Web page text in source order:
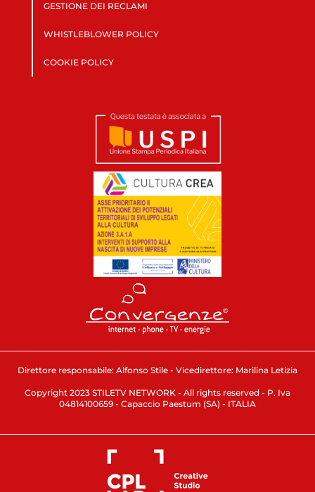
GESTIONE DEI RECLAMI
WHISTLEBLOWER POLICY
COOKIE POLICY
Direttore responsabile: Alfonso Stile - Vicedirettore: Marilina Letizia
Copyright 2023 STILETV NETWORK - All rights reserved - P. Iva
04814100659 - Capaccio Paestum (SA) - ITALIA